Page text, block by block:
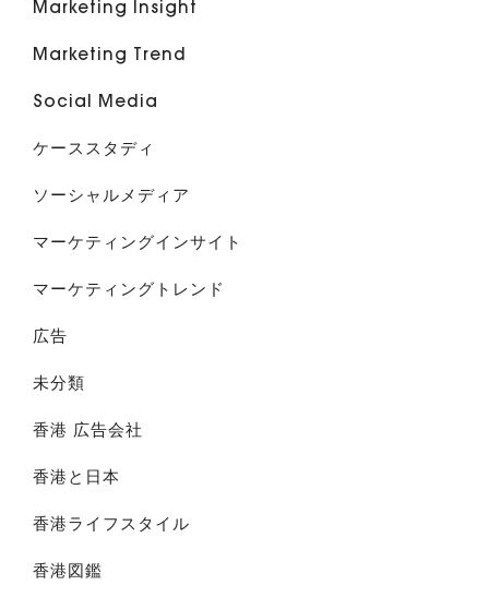
Marketing Insight
Marketing Trend
Social Media
ケーススタディ
ソーシャルメディア
マーケティングインサイト
マーケティングトレンド
広告
未分類
香港 広告会社
香港と日本
香港ライフスタイル
香港図鑑